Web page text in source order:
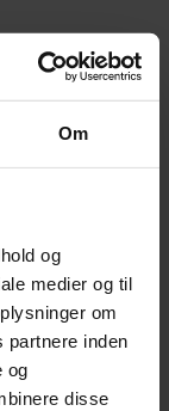
Om
og
medier og til
om
partnere inden
og
disse
på prøve,
etablerede i